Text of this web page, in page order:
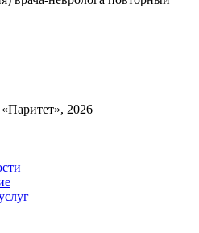
2026